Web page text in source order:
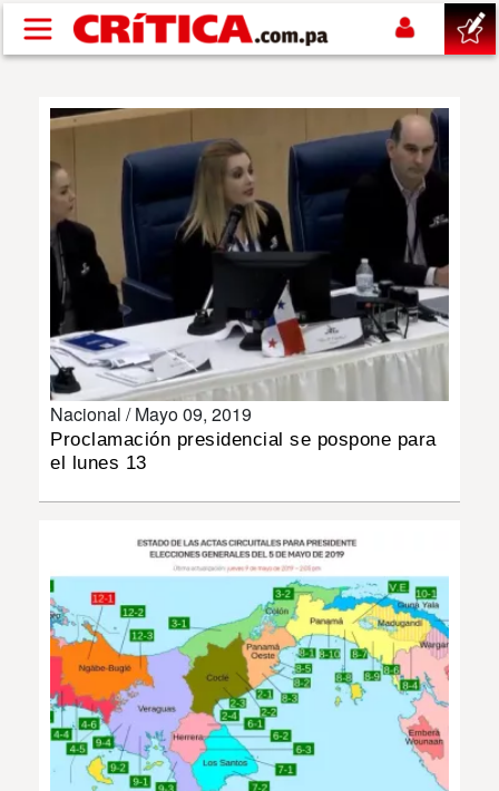
Pasar al contenido principal
SUCESOS
NACIONAL
POLÍTICA
SHOW
DEPORTES
MULTIMEDIA
IMPRESO
Nacional /Mayo 09, 2019
Proclamación presidencial se pospone para
el lunes 13